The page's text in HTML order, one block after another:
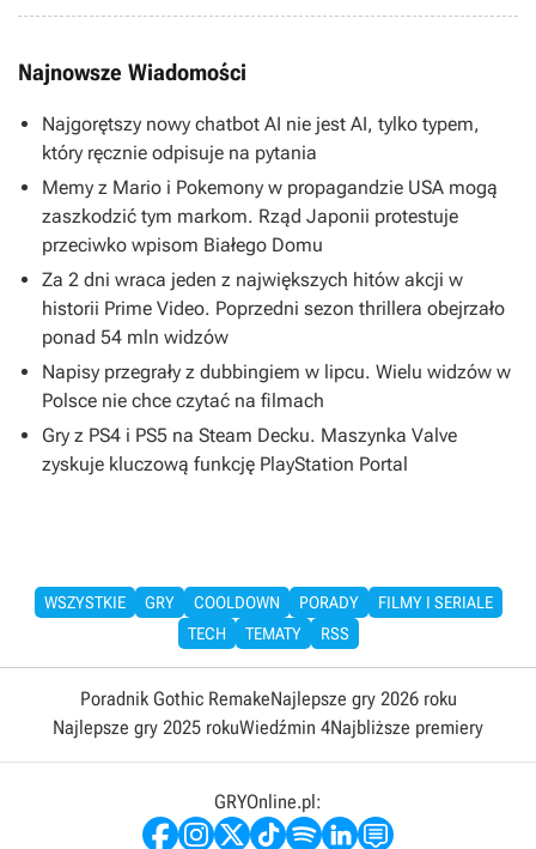
Najnowsze Wiadomości
Najgorętszy nowy chatbot AI nie jest AI, tylko typem,
który ręcznie odpisuje na pytania
Memy z Mario i Pokemony w propagandzie USA mogą
zaszkodzić tym markom. Rząd Japonii protestuje
przeciwko wpisom Białego Domu
Za 2 dni wraca jeden z największych hitów akcji w
historii Prime Video. Poprzedni sezon thrillera obejrzało
ponad 54 mln widzów
Napisy przegrały z dubbingiem w lipcu. Wielu widzów w
Polsce nie chce czytać na filmach
Gry z PS4 i PS5 na Steam Decku. Maszynka Valve
zyskuje kluczową funkcję PlayStation Portal
WSZYSTKIE GRY COOLDOWN PORADY
FILMY I SERIALE
TECH
TEMATY RSS
Poradnik Gothic RemakeNajlepsze gry 2026 roku
Najlepsze gry 2025 rokuWiedźmin 4Najbliższe premiery
GRYOnline.pl: